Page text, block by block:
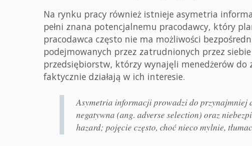
Na rynku pracy również istnieje asymetria
pełni znana potencjalnemu pracodawcy, który
pracodawca często nie ma możliwości
podejmowanych przez zatrudnionych przez
przedsiębiorstw, którzy wynajęli menedżerów do
faktycznie działają w ich interesie.
Asymetria informacji prowadzi do przynajmniej
negatywna (ang. adverse selection) oraz
hazard; pojęcie często, choć nieco mylnie,